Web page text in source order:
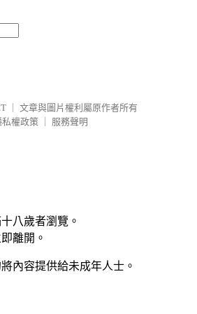
文章與圖片權利屬原作者所有
私權政策
服務聲明
八歲者瀏覽。
離開。
內容提供給未成年人士。